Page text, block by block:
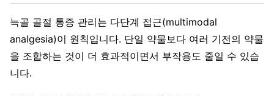
늑골 골절 통증 관리는 다단계 접근(multimodal
analgesia)이 원칙입니다. 단일 약물보다 여러 기전의 약물
을 조합하는 것이 더 효과적이면서 부작용도 줄일 수 있습
니다.